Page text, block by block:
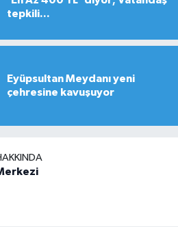
tepkili...
Eyüpsultan Meydanı yeni
çehresine kavuşuyor